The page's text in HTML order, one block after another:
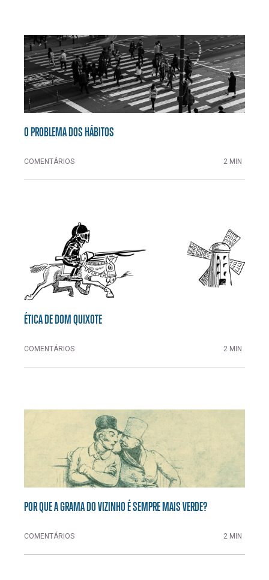
O PROBLEMA DOS HÁBITOS
COMENTÁRIOS 2 MIN
ÉTICA DE DOM QUIXOTE
COMENTÁRIOS 2 MIN
POR QUE A GRAMA DO VIZINHO É SEMPRE MAIS VERDE?
COMENTÁRIOS 2 MIN